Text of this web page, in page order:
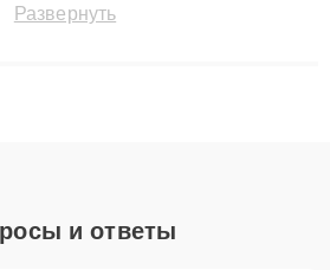
3 лет. Наши мастера решают
Развернуть
и ответы